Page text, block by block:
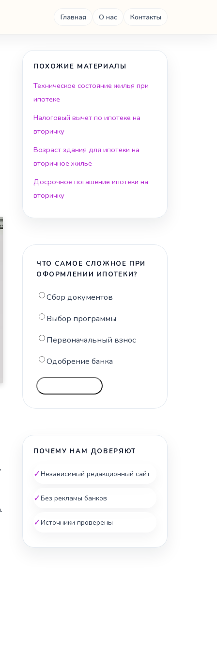
Главная О нас Контакты
ПОХОЖИЕ МАТЕРИАЛЫ
Техническое состояние жилья при
ипотеке
Налоговый вычет по ипотеке на
вторичку
Возраст здания для ипотеки на
вторичное жильё
Досрочное погашение ипотеки на
вторичку
ЧТО САМОЕ СЛОЖНОЕ ПРИ
ОФОРМЛЕНИИ ИПОТЕКИ?
Сбор документов
Выбор программы
Первоначальный взнос
Одобрение банка
ПОЧЕМУ НАМ ДОВЕРЯЮТ
✓Независимый редакционный сайт
✓Без рекламы банков
✓Источники проверены